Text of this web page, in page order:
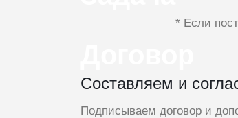
* Если
Составляем и
Подписываем договор и